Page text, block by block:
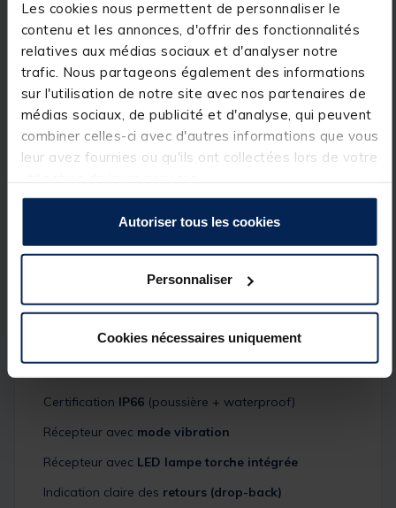
Les cookies nous permettent de personnaliser le
contenu et les annonces, d'offrir des fonctionnalités
relatives aux médias sociaux et d'analyser notre
trafic. Nous partageons également des informations
sur l'utilisation de notre site avec nos partenaires de
médias sociaux, de publicité et d'analyse, qui peuvent
combiner celles-ci avec d'autres informations que vous
leur avez fournies ou qu'ils ont collectées lors de votre
Autoriser tous les cookies
Personnaliser
Cookies nécessaires uniquement
Détails
Réglage duvolume, du ton et de la sensibilité
Sensibilités disponibles : 3, 5, 7, 14, 28 et 56 mm
6 niveaux de volume+6 tonalités
Prise 2,5 mmpour hanger ou swinger lumineux
40 cm)
LED multicoloresur les alarmes
Certification IP66 (poussière + waterproof)
Récepteur avec mode vibration
Récepteur avec LED lampe torche intégrée
Indication claire des retours (drop-back)